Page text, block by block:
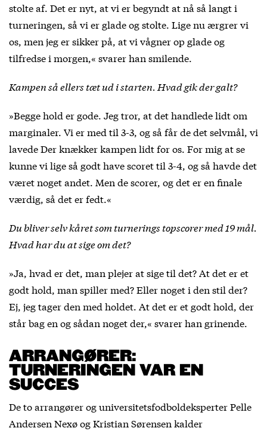
stolte af. Det er nyt, at vi er begyndt at nå så langt i
turneringen, så vi er glade og stolte. Lige nu ærgrer vi
os, men jeg er sikker på, at vi vågner op glade og
tilfredse i morgen,« svarer han smilende.
Kampen så ellers tæt ud i starten. Hvad gik der galt?
»Begge hold er gode. Jeg tror, at det handlede lidt om
marginaler. Vi er med til 3-3, og så får de det selvmål, vi
lavede Der knækker kampen lidt for os. For mig at se
kunne vi lige så godt have scoret til 3-4, og så havde det
været noget andet. Men de scorer, og det er en finale
værdig, så det er fedt.«
Du bliver selv kåret som turnerings topscorer med 19 mål.
Hvad har du at sige om det?
»Ja, hvad er det, man plejer at sige til det? At det er et
godt hold, man spiller med? Eller noget i den stil der?
Ej, jeg tager den med holdet. At det er et godt hold, der
står bag en og sådan noget der,« svarer han grinende.
ARRANGØRER:
TURNERINGEN VAR EN
SUCCES
De to arrangører og universitetsfodboldeksperter Pelle
Andersen Nexø og Kristian Sørensen kalder